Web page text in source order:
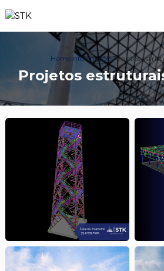
HomeInformaçõesProjetos
Projetos